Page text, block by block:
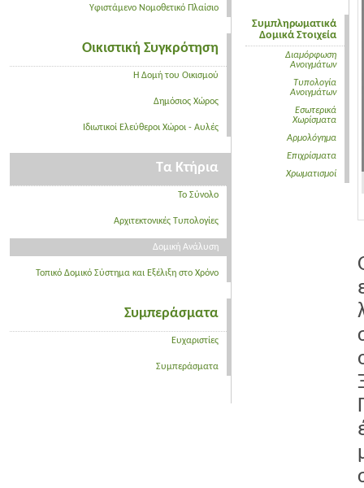
Υφιστάμενο Νομοθετικό Πλαίσιο
Οικιστική Συγκρότηση
Η Δομή του Οικισμού
Δημόσιος Χώρος
Ιδιωτικοί Ελεύθεροι Χώροι - Αυλές
Τα Κτήρια
Το Σύνολο
Αρχιτεκτονικές Τυπολογίες
Δομική Ανάλυση
Τοπικό Δομικό Σύστημα και Εξέλιξη στο Χρόνο
Συμπεράσματα
Ευχαριστίες
Συμπεράσματα
Συμπληρωματικά
Δομικά Στοιχεία
Διαμόρφωση
Ανοιγμάτων
Τυπολογία
Ανοιγμάτων
Εσωτερικά
Χωρίσματα
Αρμολόγημα
Επιχρίσματα
Χρωματισμοί